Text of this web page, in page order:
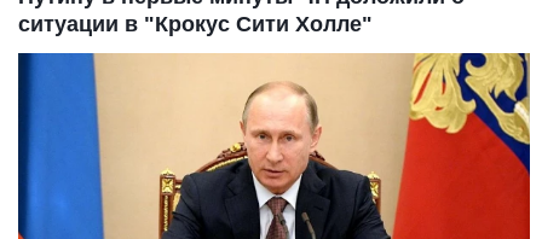
ситуации в "Крокус Сити Холле"